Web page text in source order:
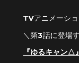
TVアニメーシ
＼第3話に登場
『ゆるキャン△